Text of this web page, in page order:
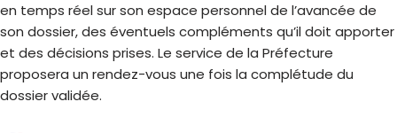
en temps réel sur son espace personnel de l’avancée de
son dossier, des éventuels compléments qu’il doit apporter
et des décisions prises. Le service de la Préfecture
proposera un rendez-vous une fois la complétude du
dossier validée.